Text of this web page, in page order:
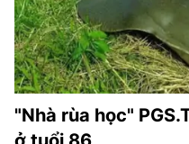
"Nhà rùa học"